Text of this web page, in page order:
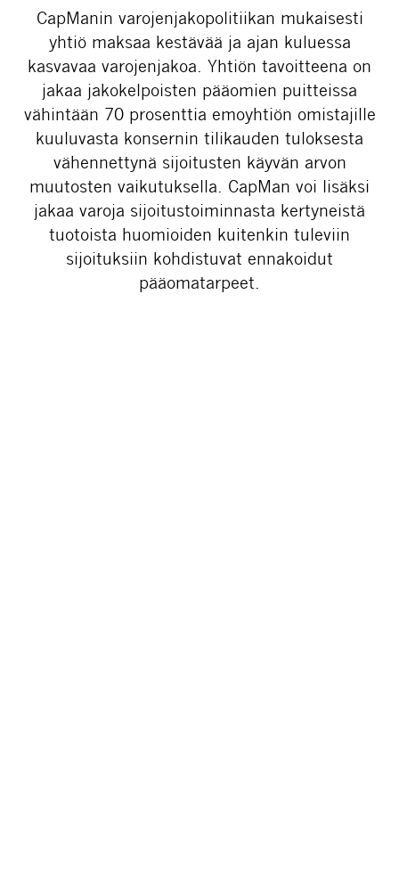
CapManin varojenjakopolitiikan mukaisesti
yhtiö maksaa kestävää ja ajan kuluessa
kasvavaa varojenjakoa. Yhtiön tavoitteena on
jakaa jakokelpoisten pääomien puitteissa
vähintään 70 prosenttia emoyhtiön omistajille
kuuluvasta konsernin tilikauden tuloksesta
vähennettynä sijoitusten käyvän arvon
muutosten vaikutuksella. CapMan voi lisäksi
jakaa varoja sijoitustoiminnasta kertyneistä
tuotoista huomioiden kuitenkin tuleviin
sijoituksiin kohdistuvat ennakoidut
pääomatarpeet.